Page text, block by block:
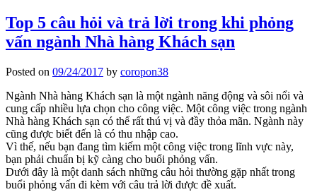
Top 5 câu hỏi và trả lời trong khi phỏng
vấn ngành Nhà hàng Khách sạn
Posted on 09/24/2017 by coropon38
Ngành Nhà hàng Khách sạn là một ngành năng động và sôi nổi và
cung cấp nhiều lựa chọn cho công việc. Một công việc trong ngành
Nhà hàng Khách sạn có thể rất thú vị và đầy thỏa mãn. Ngành này
cũng được biết đến là có thu nhập cao.
Vì thế, nếu bạn đang tìm kiếm một công việc trong lĩnh vực này,
bạn phải chuẩn bị kỹ càng cho buổi phỏng vấn.
Dưới đây là một danh sách những câu hỏi thường gặp nhất trong
buổi phỏng vấn đi kèm với câu trả lời được đề xuất.